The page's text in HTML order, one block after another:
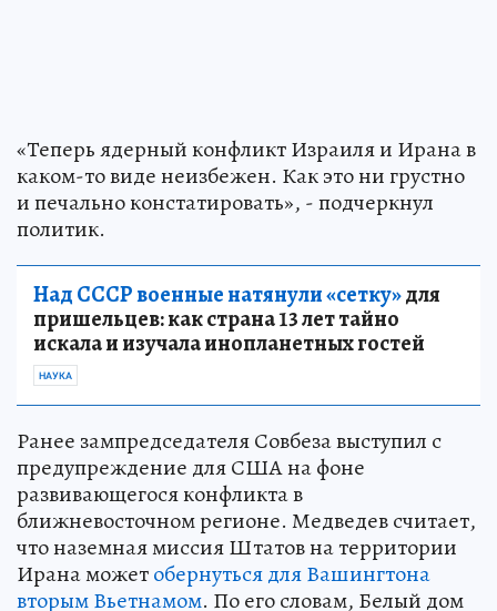
«Теперь ядерный конфликт Израиля и Ирана в
каком-то виде неизбежен. Как это ни грустно
и печально констатировать», - подчеркнул
политик.
Над СССР военные натянули «сетку»для
пришельцев: как страна 13 лет тайно
искала и изучала инопланетных гостей
НАУКА
Ранее зампредседателя Совбеза выступил с
предупреждение для США на фоне
развивающегося конфликта в
ближневосточном регионе. Медведев считает,
что наземная миссия Штатов на территории
Ирана можетобернуться для Вашингтона
вторым Вьетнамом. По его словам, Белый дом